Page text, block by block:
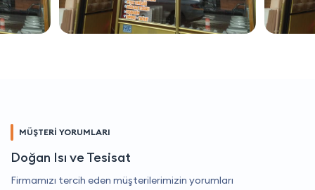
MÜŞTERİ YORUMLARI
Doğan Isı ve Tesisat
Firmamızı tercih eden müşterilerimizin yorumları